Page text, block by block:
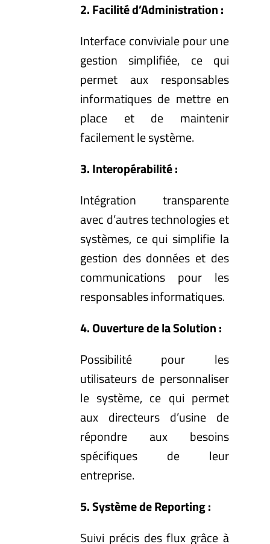
2. Facilité d’Administration :
Interface conviviale pour une
gestion simplifiée, ce qui
permet aux responsables
informatiques de mettre en
place et de maintenir
facilement le système.
3. Interopérabilité :
Intégration transparente
avec d’autres technologies et
systèmes, ce qui simplifie la
gestion des données et des
communications pour les
responsables informatiques.
4. Ouverture de la Solution :
Possibilité pour les
utilisateurs de personnaliser
le système, ce qui permet
aux directeurs d’usine de
répondre aux besoins
spécifiques de leur
entreprise.
5. Système de Reporting :
Suivi précis des flux grâce à